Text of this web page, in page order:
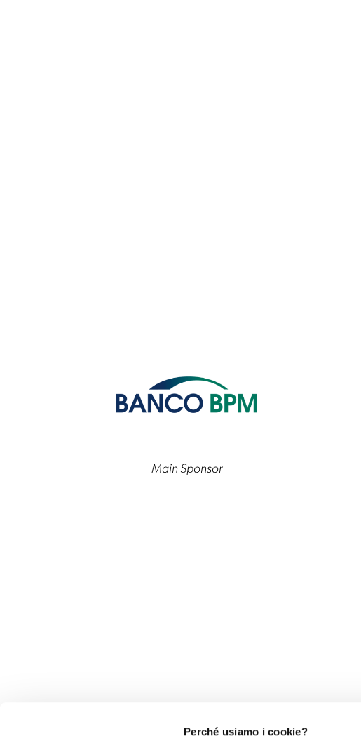
Perché usiamo i cookie?
Main Sponsor